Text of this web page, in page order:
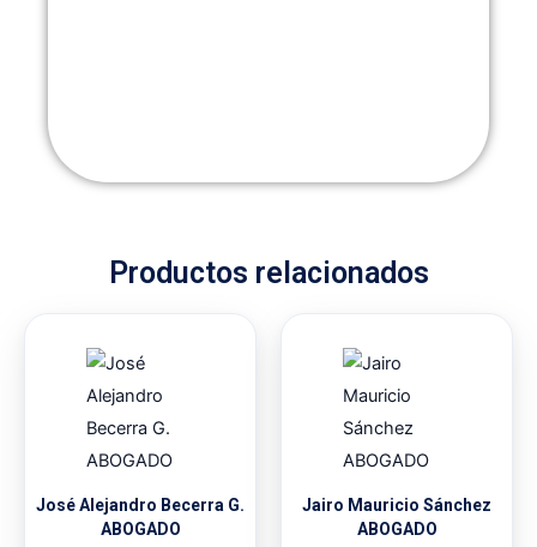
Productos relacionados
José Alejandro Becerra G.
ABOGADO
Jairo Mauricio Sánchez
ABOGADO